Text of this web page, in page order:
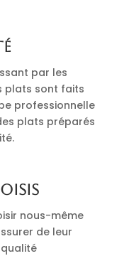
par les
plats sont faits
professionnelle
plats préparés
nous-même
de leur